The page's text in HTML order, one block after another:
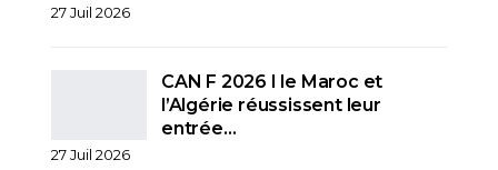
27 Juil 2026
CAN F 2026 I le Maroc et
l’Algérie réussissent leur
entrée…
27 Juil 2026